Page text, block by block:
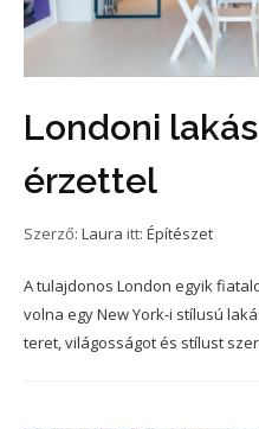
Londoni
érzettel
Szerző: Laura itt: Építészet
A tulajdonos London egyik
volna egy New York-i stílusú
teret, világosságot és stílust